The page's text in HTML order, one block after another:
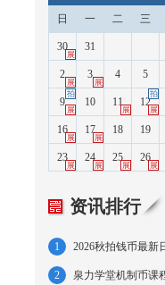
日 一 二 三
30
展
31
2
展
3
展
4 5
9
拍
展
10 11
展
12
拍
展
16
展
17
展
18 19
23
展
24
展
25
展
26
展
资讯排行
1
2